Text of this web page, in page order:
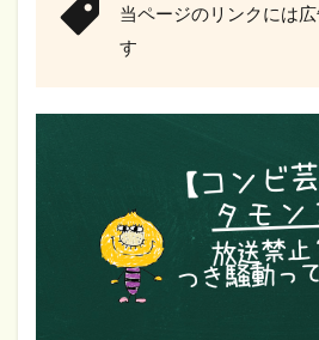
当ページのリンクには
す